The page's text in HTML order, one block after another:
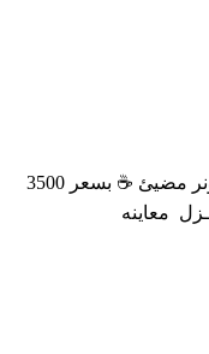
حوّل ركن فاضي في بيتك لأشيك كوفي كونر مضيئ ☕ بسعر 3500